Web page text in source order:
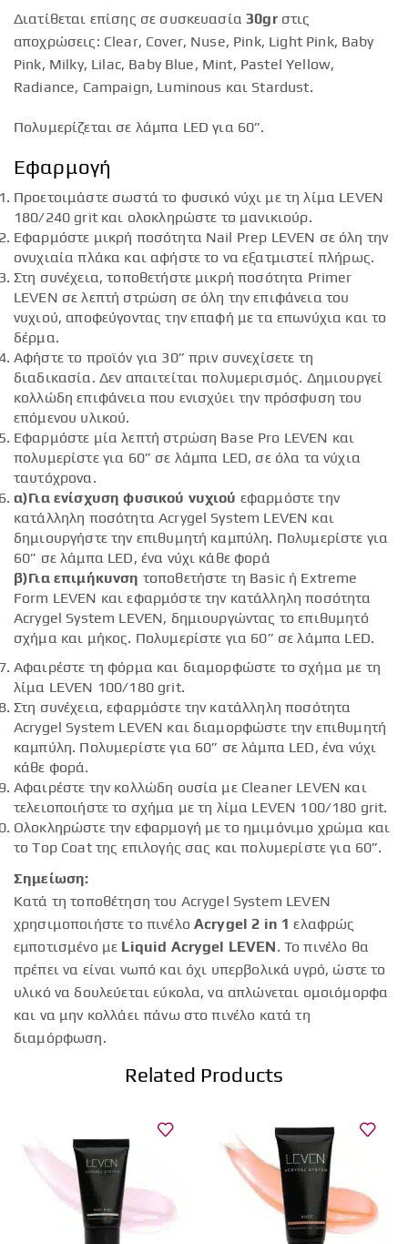
Διατίθεται επίσης σε συσκευασία30grστις
αποχρώσεις: Clear, Cover, Nuse, Pink, Light Pink, Baby
Pink, Milky, Lilac, Baby Blue, Mint, Pastel Yellow,
Radiance, Campaign, Luminous και Stardust.
Πολυμερίζεται σε λάμπα LED για 60”.
Εφαρμογή
Προετοιμάστε σωστά το φυσικό νύχι με τη λίμα LEVEN
180/240 grit και ολοκληρώστε το μανικιούρ.
Εφαρμόστε μικρή ποσότητα Nail Prep LEVEN σε όλη την
ονυχιαία πλάκα και αφήστε το να εξατμιστεί πλήρως.
Στη συνέχεια, τοποθετήστε μικρή ποσότητα Primer
LEVEN σε λεπτή στρώση σε όλη την επιφάνεια του
νυχιού, αποφεύγοντας την επαφή με τα επωνύχια και το
δέρμα.
Αφήστε το προϊόν για 30” πριν συνεχίσετε τη
διαδικασία. Δεν απαιτείται πολυμερισμός. Δημιουργεί
κολλώδη επιφάνεια που ενισχύει την πρόσφυση του
επόμενου υλικού.
Εφαρμόστε μία λεπτή στρώση Base Pro LEVEN και
πολυμερίστε για 60” σε λάμπα LED, σε όλα τα νύχια
ταυτόχρονα.
α)Για ενίσχυση φυσικού νυχιού εφαρμόστε την
κατάλληλη ποσότητα Acrygel System LEVEN και
δημιουργήστε την επιθυμητή καμπύλη. Πολυμερίστε για
60” σε λάμπα LED, ένα νύχι κάθε φορά
β)Για επιμήκυνση τοποθετήστε τη Basic ή Extreme
Form LEVEN και εφαρμόστε την κατάλληλη ποσότητα
Acrygel System LEVEN, δημιουργώντας το επιθυμητό
σχήμα και μήκος. Πολυμερίστε για 60” σε λάμπα LED.
Αφαιρέστε τη φόρμα και διαμορφώστε το σχήμα με τη
λίμα LEVEN 100/180 grit.
Στη συνέχεια, εφαρμόστε την κατάλληλη ποσότητα
Acrygel System LEVEN και διαμορφώστε την επιθυμητή
καμπύλη. Πολυμερίστε για 60” σε λάμπα LED, ένα νύχι
κάθε φορά.
Αφαιρέστε την κολλώδη ουσία με Cleaner LEVEN και
τελειοποιήστε το σχήμα με τη λίμα LEVEN 100/180 grit.
Ολοκληρώστε την εφαρμογή με το ημιμόνιμο χρώμα και
το Top Coat της επιλογής σας και πολυμερίστε για 60”.
Σημείωση:
Κατά τη τοποθέτηση του Acrygel System LEVEN
χρησιμοποιήστε το πινέλο Acrygel 2 in 1ελαφρώς
εμποτισμένο με Liquid Acrygel LEVEN. Το πινέλο θα
πρέπει να είναι νωπό και όχι υπερβολικά υγρό, ώστε το
υλικό να δουλεύεται εύκολα, να απλώνεται ομοιόμορφα
και να μην κολλάει πάνω στο πινέλο κατά τη
διαμόρφωση.
Related Products